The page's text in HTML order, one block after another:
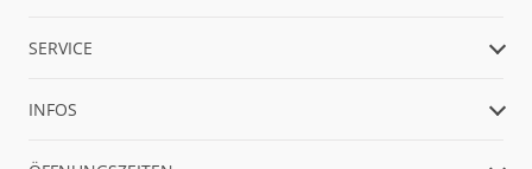
SERVICE
INFOS